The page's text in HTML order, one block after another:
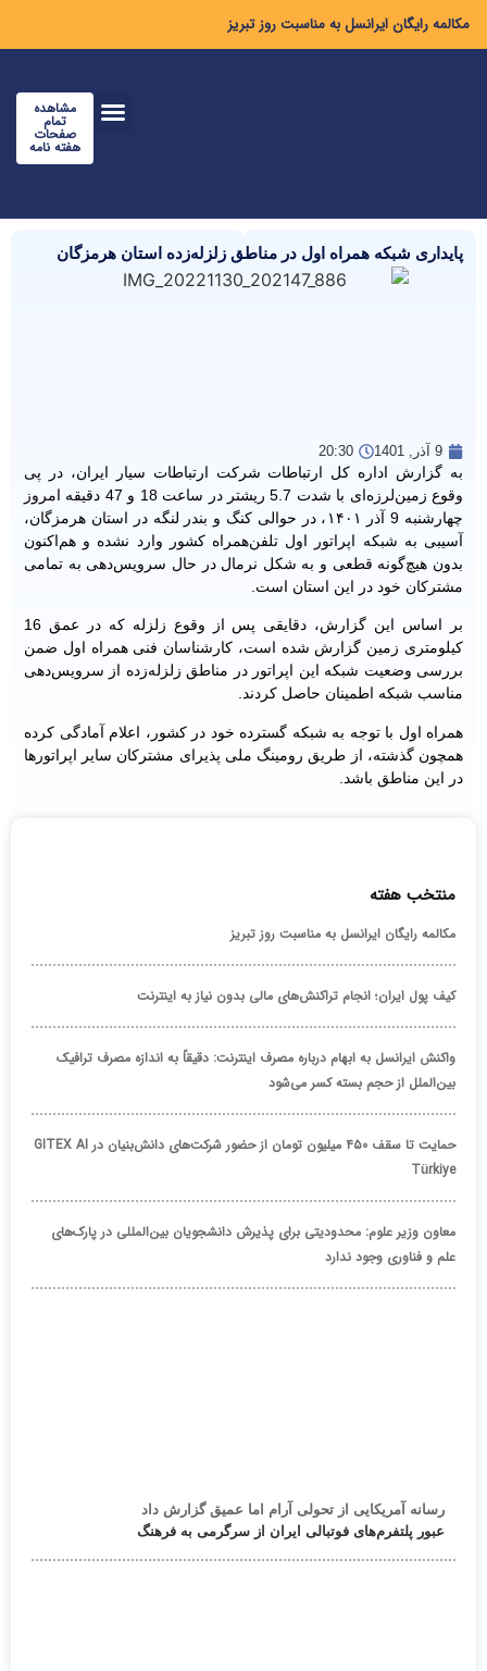
مکالمه رایگان ایرانسل به مناسبت روز تبریز
مشاهده
تمام
صفحات
هفته نامه
پایداری شبکه همراه اول در مناطق زلزله‌زده استان هرمزگان
9 آذر, 1401 20:30
به گزارش اداره کل ارتباطات شرکت ارتباطات سیار ایران، در پی
وقوع زمین‌لرزه‌ای با شدت 5.7 ریشتر در ساعت 18 و 47 دقیقه امروز
چهارشنبه 9 آذر ۱۴۰۱، در حوالی کنگ و بندر لنگه در استان هرمزگان،
آسیبی به شبکه اپراتور اول تلفن‌همراه کشور وارد نشده و هم‌اكنون
بدون هیچ‌گونه قطعی و به شکل نرمال در حال سرویس‌دهی به تمامی
مشترکان خود در این استان است.
بر اساس این گزارش، دقایقی پس از وقوع زلزله که در عمق 16
کیلومتری زمین گزارش شده است، کارشناسان فنی همراه اول ضمن
بررسی وضعیت شبکه این اپراتور در مناطق زلزله‌زده از سرویس‌دهی
مناسب شبکه اطمینان حاصل کردند.
همراه اول با توجه به شبکه گسترده خود در کشور، اعلام آمادگی کرده
همچون گذشته، از طریق رومینگ ملی پذیرای مشترکان سایر اپراتورها
در این مناطق باشد.
منتخب هفته
مکالمه رایگان ایرانسل به مناسبت روز تبریز
کیف پول ایران؛ انجام تراکنش‌های مالی بدون نیاز به اینترنت
واکنش ایرانسل به ابهام درباره مصرف اینترنت: دقیقاً به اندازه مصرف ترافیک
بین‌الملل از حجم بسته کسر می‌شود
حمایت تا سقف ۴۵۰ میلیون تومان از حضور شرکت‌های دانش‌بنیان در GITEX AI
Türkiye
معاون وزیر علوم: محدودیتی برای پذیرش دانشجویان بین‌المللی در پارک‌های
علم و فناوری وجود ندارد
رسانه آمریکایی از تحولی آرام اما عمیق گزارش داد
عبور پلتفرم‌های فوتبالی ایران از سرگرمی به فرهنگ